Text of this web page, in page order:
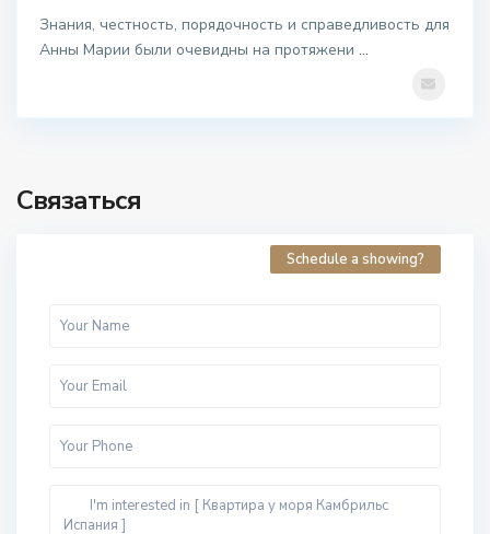
Знания, честность, порядочность и справедливость для
Анны Марии были очевидны на протяжени...
Связаться
Schedule a showing?